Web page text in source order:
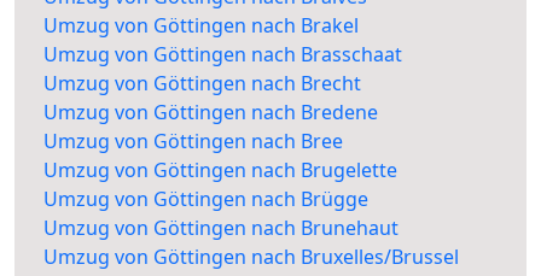
Umzug von Göttingen nach Brakel
Umzug von Göttingen nach Brasschaat
Umzug von Göttingen nach Brecht
Umzug von Göttingen nach Bredene
Umzug von Göttingen nach Bree
Umzug von Göttingen nach Brugelette
Umzug von Göttingen nach Brügge
Umzug von Göttingen nach Brunehaut
Umzug von Göttingen nach Bruxelles/Brussel